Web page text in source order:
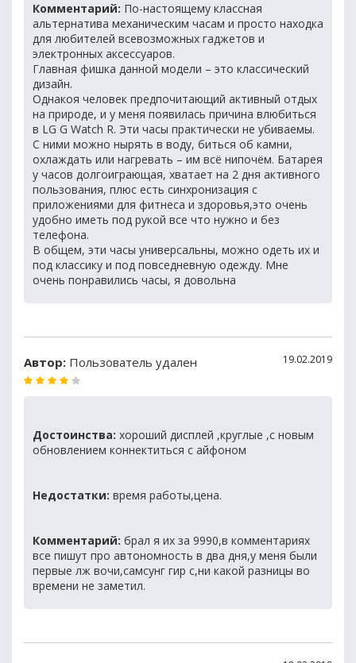
Комментарий: По-настоящему классная
альтернатива механическим часам и просто находка
для любителей всевозможных гаджетов и
электронных аксессуаров.
Главная фишка данной модели – это классический
дизайн.
Однакоя человек предпочитающий активный отдых
на природе, и у меня появилась причина влюбиться
в LG G Watch R. Эти часы практически не убиваемы.
С ними можно нырять в воду, биться об камни,
охлаждать или нагревать – им всё нипочём. Батарея
у часов долгоиграющая, хватает на 2 дня активного
пользования, плюс есть синхронизация с
приложениями для фитнеса и здоровья,это очень
удобно иметь под рукой все что нужно и без
телефона.
В общем, эти часы универсальны, можно одеть их и
под классику и под повседневную одежду. Мне
очень понравились часы, я довольна
Автор: Пользователь удален 19.02.2019
Достоинства: хороший дисплей ,круглые ,с новым
обновлением коннектиться с айфоном
Недостатки: время работы,цена.
Комментарий: брал я их за 9990,в комментариях
все пишут про автономность в два дня,у меня были
первые лж вочи,самсунг гир с,ни какой разницы во
времени не заметил.